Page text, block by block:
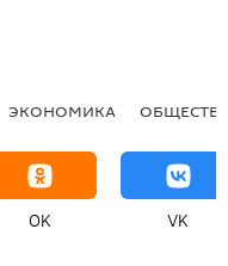
ЭКОНОМИКА
OK VK